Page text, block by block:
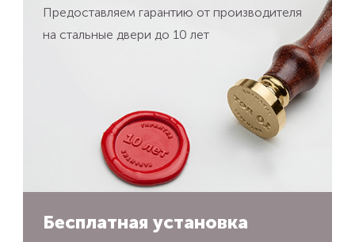
Предоставляем гарантию от производителя
на стальные двери до 10 лет
Бесплатная установка